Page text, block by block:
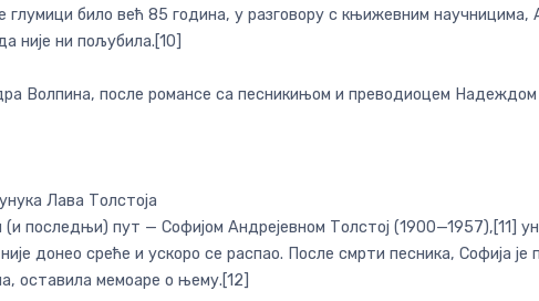
глумици било већ 85 година, у разговору с књижевним научницима,
није ни пољубила.[10]
Волпина, после романсе са песникињом и преводиоцем Надеждом
Лава Толстоја
последњи) пут — Софијом Андрејевном Толстој (1900—1957),[11]
донео среће и ускоро се распао. После смрти песника, Софија
оставила мемоаре о њему.[12]